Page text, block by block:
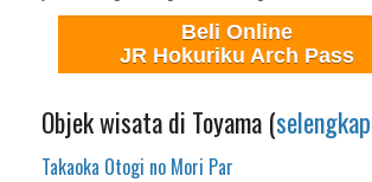
Beli Online
JR Hokuriku Arch Pass
Objek wisata di Toyama (
Takaoka Otogi no Mori Par